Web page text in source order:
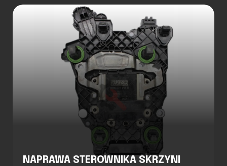
NAPRAWA STEROWNIKA SKRZYNI